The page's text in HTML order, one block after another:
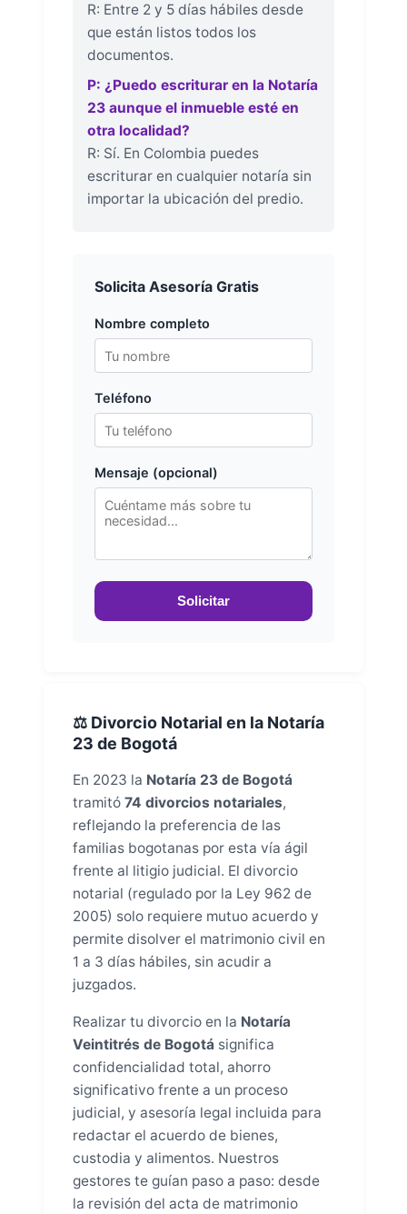
R: Entre 2 y 5 días hábiles desde
que están listos todos los
documentos.
P: ¿Puedo escriturar en la Notaría
23 aunque el inmueble esté en
otra localidad?
R: Sí. En Colombia puedes
escriturar en cualquier notaría sin
importar la ubicación del predio.
Solicita Asesoría Gratis
Nombre completo
Teléfono
Mensaje (opcional)
Solicitar
⚖️ Divorcio Notarial en la Notaría
23 de Bogotá
En 2023 la Notaría 23 de Bogotá
tramitó 74 divorcios notariales,
reflejando la preferencia de las
familias bogotanas por esta vía ágil
frente al litigio judicial. El divorcio
notarial (regulado por la Ley 962 de
2005) solo requiere mutuo acuerdo y
permite disolver el matrimonio civil en
1 a 3 días hábiles, sin acudir a
juzgados.
Realizar tu divorcio en la Notaría
Veintitrés de Bogotá significa
confidencialidad total, ahorro
significativo frente a un proceso
judicial, y asesoría legal incluida para
redactar el acuerdo de bienes,
custodia y alimentos. Nuestros
gestores te guían paso a paso: desde
la revisión del acta de matrimonio